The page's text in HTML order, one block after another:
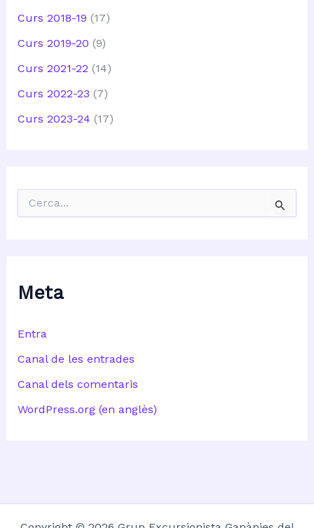
Curs 2018-19 (17)
Curs 2019-20 (9)
Curs 2021-22 (14)
Curs 2022-23 (7)
Curs 2023-24 (17)
Meta
Entra
Canal de les entrades
Canal dels comentaris
WordPress.org (en anglès)